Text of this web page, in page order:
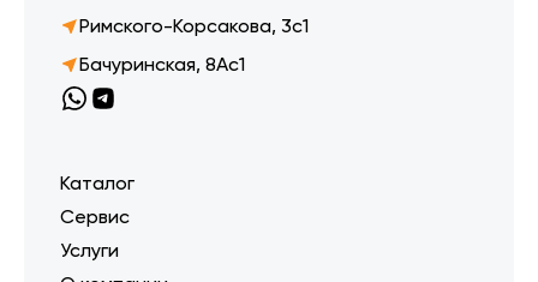
Римского-Корсакова, 3с1
Бачуринская, 8Ас1
Каталог
Сервис
Услуги